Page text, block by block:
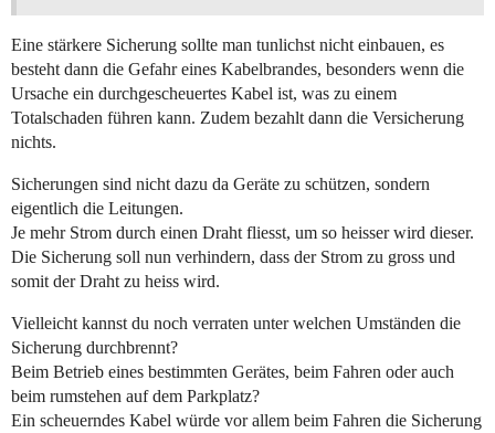
Eine stärkere Sicherung sollte man tunlichst nicht einbauen, es
besteht dann die Gefahr eines Kabelbrandes, besonders wenn die
Ursache ein durchgescheuertes Kabel ist, was zu einem
Totalschaden führen kann. Zudem bezahlt dann die Versicherung
nichts.
Sicherungen sind nicht dazu da Geräte zu schützen, sondern
eigentlich die Leitungen.
Je mehr Strom durch einen Draht fliesst, um so heisser wird dieser.
Die Sicherung soll nun verhindern, dass der Strom zu gross und
somit der Draht zu heiss wird.
Vielleicht kannst du noch verraten unter welchen Umständen die
Sicherung durchbrennt?
Beim Betrieb eines bestimmten Gerätes, beim Fahren oder auch
beim rumstehen auf dem Parkplatz?
Ein scheuerndes Kabel würde vor allem beim Fahren die Sicherung